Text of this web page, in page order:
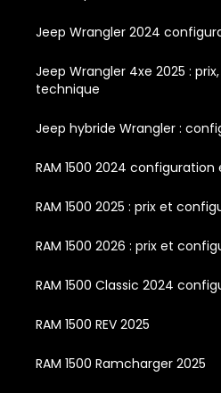
Jeep Wrangler 2024
Jeep Wrangler 4xe 2025 :
technique
Jeep hybride Wrangler :
RAM 1500 2024 configuration
RAM 1500 2025 : prix et
RAM 1500 2026 : prix et
RAM 1500 Classic 2024
RAM 1500 REV 2025
RAM 1500 Ramcharger 2025